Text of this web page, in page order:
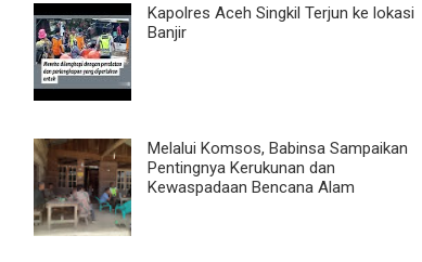
Kapolres Aceh Singkil Terjun ke lokasi
Banjir
Melalui Komsos, Babinsa Sampaikan
Pentingnya Kerukunan dan
Kewaspadaan Bencana Alam